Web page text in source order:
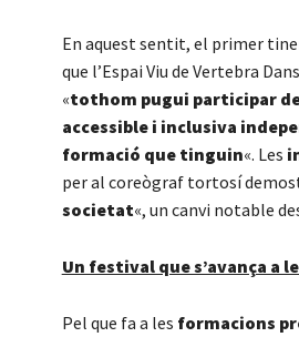
En aquest sentit, el primer
que l’Espai Viu de Vertebra
«tothom pugui participar
accessible i inclusiva
formació que tinguin«. Les
per al coreògraf tortosí
societat«, un canvi notable
Un festival que s’avança a
Pel que fa a les formacions